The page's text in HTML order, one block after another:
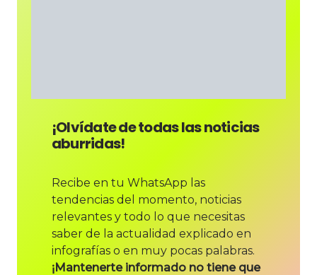
¡Olvídate de todas las noticias
aburridas!
Recibe en tu WhatsApp las
tendencias del momento, noticias
relevantes y todo lo que necesitas
saber de la actualidad explicado en
infografías o en muy pocas palabras.
¡Mantenerte informado no tiene que